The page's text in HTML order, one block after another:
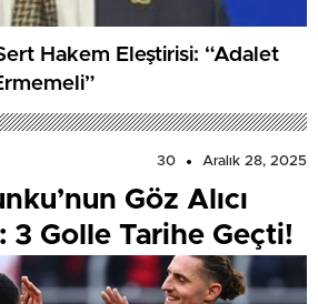
Hakem Eleştirisi: “Adalet
30 Aralık 28, 2025
Göz Alıcı
3 Golle Tarihe Geçti!